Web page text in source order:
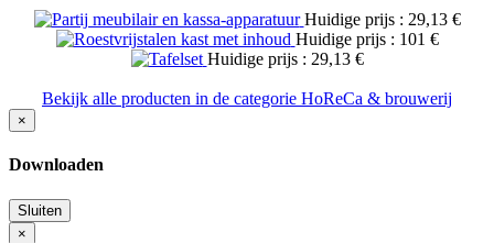
Huidige prijs : 29,13 €
Huidige prijs : 101 €
Huidige prijs : 29,13 €
Bekijk alle producten in de categorie HoReCa & brouwerij
×
Downloaden
Sluiten
×